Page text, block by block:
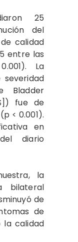
25
del
calidad
entre las
La
severidad
Bladder
fue de
< 0.001).
en
diario
la
bilateral
de
de
la calidad